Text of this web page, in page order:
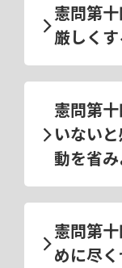
憲問第
厳しく
憲問第
いない
動を省み
憲問第
めに尽